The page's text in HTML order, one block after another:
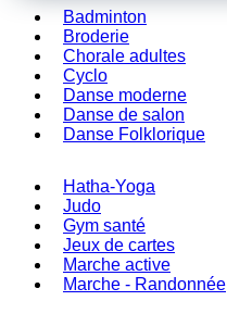
Badminton
Broderie
Chorale adultes
Cyclo
Danse moderne
Danse de salon
Danse Folklorique
Hatha-Yoga
Judo
Gym santé
Jeux de cartes
Marche active
Marche - Randonnée